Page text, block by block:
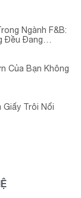
Ngành F&B:
Đều Đang
Của Bạn Không
Giấy Trôi Nổi